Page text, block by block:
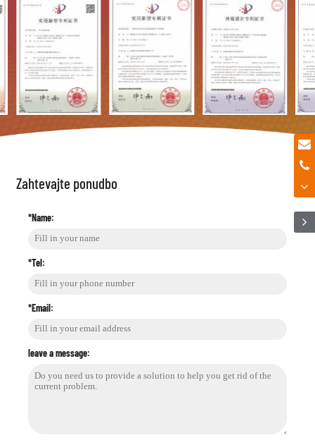
Zahtevajte ponudbo
*Name:
*Tel:
*Email:
leave a message: